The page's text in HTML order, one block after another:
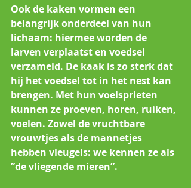
Ook de kaken vormen een
belangrijk onderdeel van hun
lichaam: hiermee worden de
larven verplaatst en voedsel
verzameld. De kaak is zo sterk dat
hij het voedsel tot in het nest kan
brengen. Met hun voelsprieten
kunnen ze proeven, horen, ruiken,
voelen. Zowel de vruchtbare
vrouwtjes als de mannetjes
hebben vleugels: we kennen ze als
”de vliegende mieren”.